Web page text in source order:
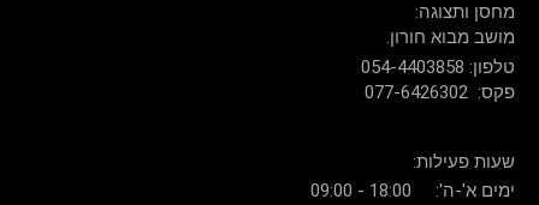
:מחסן ותצוגה
.מושב מבוא חורון
054-4403858 :טלפון
077-6426302 :פקס
:שעות פעילות
ימים א'-ה': 18:00 - 09:00